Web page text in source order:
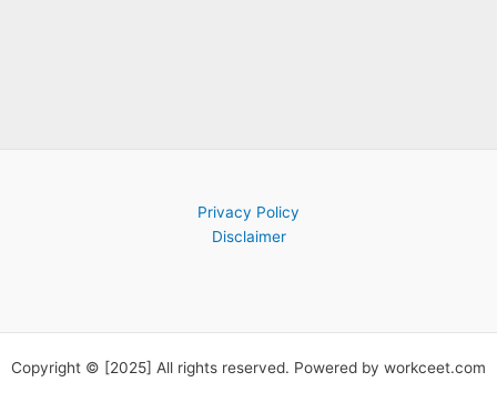
Privacy Policy
Disclaimer
Copyright © [2025] All rights reserved. Powered by workceet.com